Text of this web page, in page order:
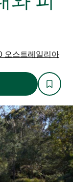
오스트레일리아